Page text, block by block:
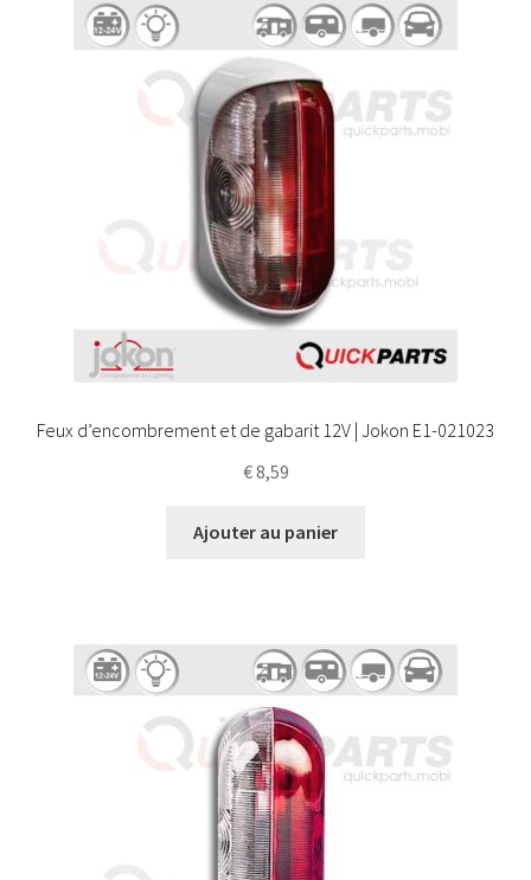
Feux d’encombrement et de gabarit 12V | Jokon E1-021023
€8,59
Ajouter au panier